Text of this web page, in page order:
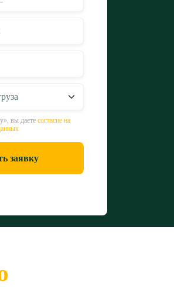
вы даете согласие на
заявку